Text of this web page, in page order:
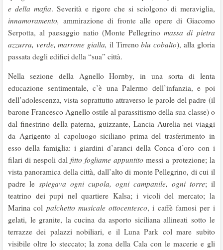
e della mafia. Severità e rigore che si sciolgono di meraviglia,
innamoramento,ammirazione di fronte alle opere di Giacomo
Serpotta, al paesaggio natio (Monte Pellegrinomassa di pietra
azzurra, verde, marrone gialla, il Tirrenoblu cobalto), alla gloria
passata degli edifici della “sua” città.
Nella sezione della Agnello Hornby, in una sorta di lenta
educazione sentimentale, c’è una Palermo dell’infanzia, e poi
dell’adolescenza, vista soprattutto attraverso le parole del padre (il
barone Francesco Agnello ostile al parassitismo della sua classe) o
dal finestrino della paterna, guizzante, Lancia Aurelia nei viaggi
da Agrigento al capoluogo siciliano prima del trasferimento in
esso della famiglia: i giardini d’aranci della Conca d’oro con i
filari di nespoli dalfitto fogliame appuntito messi a protezione; la
vista panoramica della città, dall’alto di monte Pellegrino, di cui il
padre le spiegava ogni cupola, ogni campanile, ogni torre; il
teatrino dei pupi nel quartiere Kalsa; i vicoli del mercato; la
Marina col palchetto musicale ottocentesco, i caffè famosi per i
gelati, le granite, la cucina da asporto siciliana allineati sotto le
terrazze dei palazzi nobiliari, e il Luna Park col mare subito
visibile oltre lo steccato; la zona della Cala con le macerie e gli